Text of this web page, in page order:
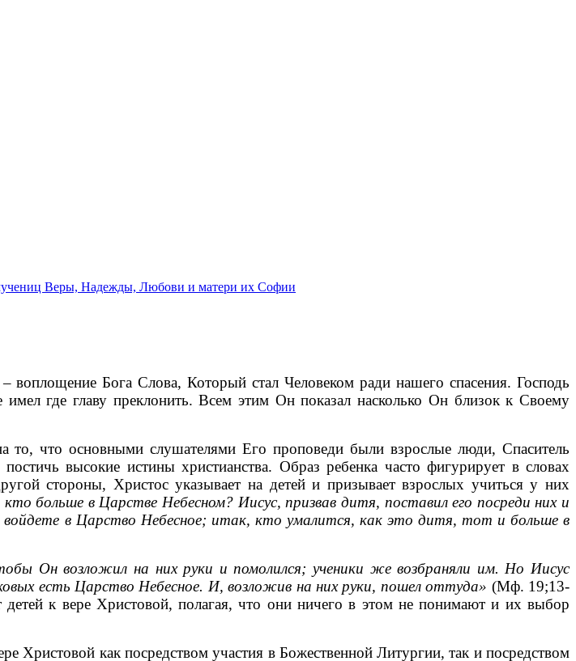
Веры, Надежды, Любови и матери их Софии
воплощение Бога Слова, Который стал Человеком ради нашего спасения. Господь
где главу преклонить. Всем этим Он показал насколько Он близок к Своему
что основными слушателями Его проповеди были взрослые люди, Спаситель
высокие истины христианства. Образ ребенка часто фигурирует в словах
стороны, Христос указывает на детей и призывает взрослых учиться у них
больше в Царстве Небесном? Иисус, призвав дитя, поставил его посреди них и
войдете в Царство Небесное; итак, кто умалится, как это дитя, тот и больше в
Он возложил на них руки и помолился; ученики же возбраняли им. Но Иисус
есть Царство Небесное. И, возложив на них руки, пошел оттуда» (Мф. 19;13-
к вере Христовой, полагая, что они ничего в этом не понимают и их выбор
как посредством участия в Божественной Литургии, так и посредством